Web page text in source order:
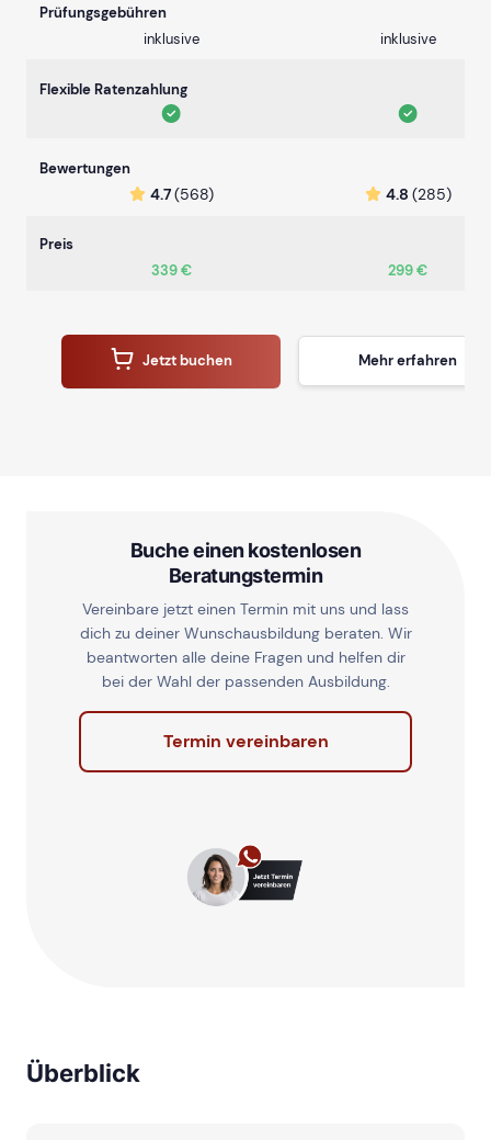
Prüfungsgebühren
inklusive
inklusive
Flexible Ratenzahlung
Bewertungen
4.7(568) 4.8 (285)
Preis
339 €
299 €
Jetzt buchen Mehr erfahren
Buche einen kostenlosen
Beratungstermin
Vereinbare jetzt einen Termin mit uns und lass
dich zu deiner Wunschausbildung beraten. Wir
beantworten alle deine Fragen und helfen dir
bei der Wahl der passenden Ausbildung.
Termin vereinbaren
Überblick